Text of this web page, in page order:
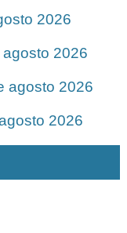
2026
2026
agosto 2026
2026